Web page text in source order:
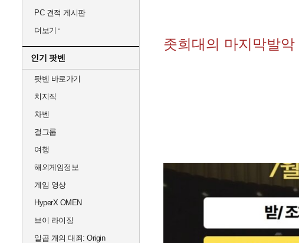
PC 견적 게시판
더보기
인기 팟벤
팟벤 바로가기
치지직
차벤
걸그룹
여행
해외게임정보
게임 영상
HyperX OMEN
브이 라이징
일곱 개의 대죄: Origin
좃희대의 마지막발악